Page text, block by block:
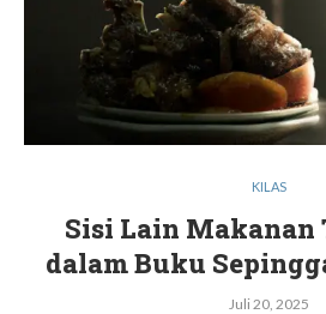
KILAS
Sisi Lain Makanan
dalam Buku
Juli 20, 2025